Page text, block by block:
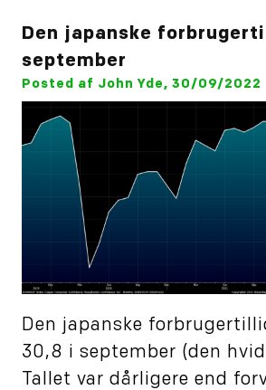
Den japanske
september
Posted af John Yde, 30/09/2022
Den japanske
30,8 i september (den
Tallet var dårligere end